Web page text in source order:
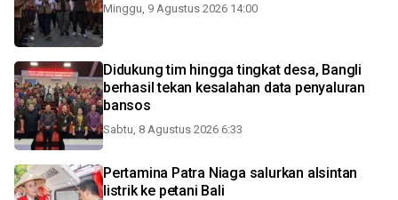
Minggu, 9 Agustus 2026 14:00
Didukung tim hingga tingkat desa, Bangli
berhasil tekan kesalahan data penyaluran
bansos
Sabtu, 8 Agustus 2026 6:33
Pertamina Patra Niaga salurkan alsintan
listrik ke petani Bali